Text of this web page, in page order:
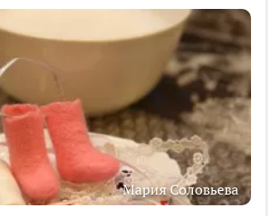
Мария Соловьева